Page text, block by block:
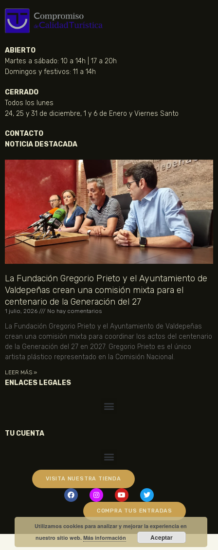
ABIERTO
Martes a sábado: 10 a 14h | 17 a 20h
Domingos y festivos: 11 a 14h
CERRADO
Todos los lunes
24, 25 y 31 de diciembre, 1 y 6 de Enero y Viernes Santo
CONTACTO
NOTICIA DESTACADA
La Fundación Gregorio Prieto y el Ayuntamiento de
Valdepeñas crean una comisión mixta para el
centenario de la Generación del 27
1 julio, 2026 No hay comentarios
La Fundación Gregorio Prieto y el Ayuntamiento de Valdepeñas
crean una comisión mixta para coordinar los actos del centenario
de la Generación del 27 en 2027. Gregorio Prieto es el único
artista plástico representado en la Comisión Nacional.
LEER MÁS »
ENLACES LEGALES
TU CUENTA
VISITA NUESTRA TIENDA
COMPRA TUS ENTRADAS
Utilizamos cookies para analizar y mejorar la experiencia en
nuestro sitio web.Más información Aceptar